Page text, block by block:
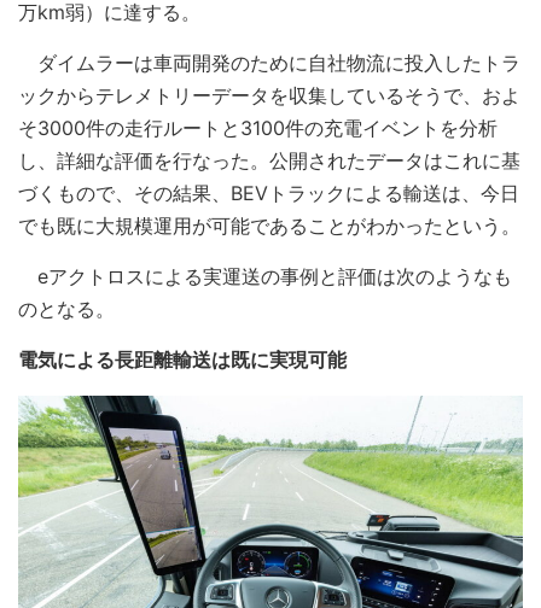
万km弱）に達する。
ダイムラーは車両開発のために自社物流に投入したトラ
ックからテレメトリーデータを収集しているそうで、およ
そ3000件の走行ルートと3100件の充電イベントを分析
し、詳細な評価を行なった。公開されたデータはこれに基
づくもので、その結果、BEVトラックによる輸送は、今日
でも既に大規模運用が可能であることがわかったという。
eアクトロスによる実運送の事例と評価は次のようなも
のとなる。
電気による長距離輸送は既に実現可能